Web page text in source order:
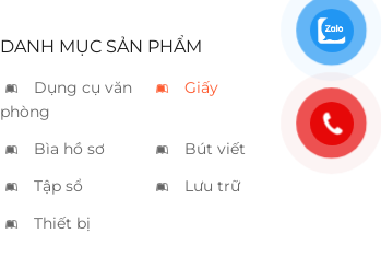
DANH MỤC SẢN PHẨM
Dụng cụ văn
phòng
Giấy
Bìa hồ sơ
Bút viết
Tập sổ
Lưu trữ
Thiết bị